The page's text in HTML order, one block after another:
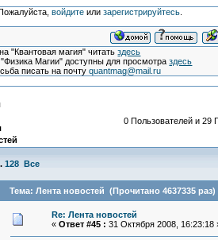
войдитеили зарегистрируйтесь.
"Квантовая магия" читатьздесь
Магии" доступны для просмотраздесь
писать на почтуquantmag@mail.ru
0 Пользователей и 29
128 Все
Тема: Лента новостей (Прочитано 4637335 раз)
Re: Лента новостей
« Ответ #45 : 31 Октября 2008, 16:23:18